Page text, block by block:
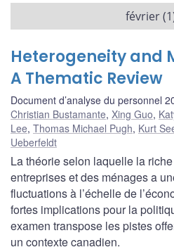
février
Heterogeneity and
A Thematic Review
Document d’analyse du personnel
Christian Bustamante, Xing Guo,
Lee, Thomas Michael Pugh, Kurt
Ueberfeldt
La théorie selon laquelle la
entreprises et des ménages a
fluctuations à l’échelle de
fortes implications pour la
examen transpose les pistes
un contexte canadien.